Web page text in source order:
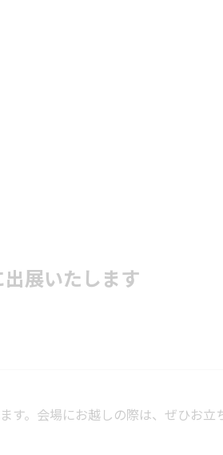
出展いたします
。会場にお越しの際は、ぜひお立